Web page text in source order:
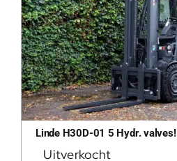
Linde H30D-01 5 Hydr. valves!
Uitverkocht